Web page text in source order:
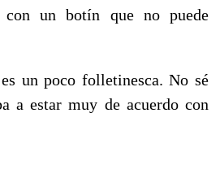
con un botín que no puede
un poco folletinesca. No sé
a estar muy de acuerdo con